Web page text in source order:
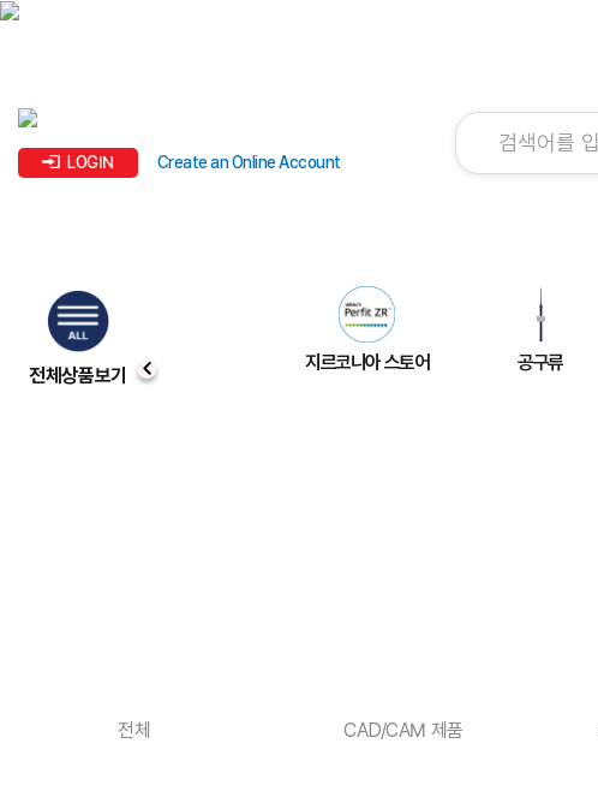
LOGIN Create an Online Account
전체상품보기
지르코니아 스토어 공구류
전체 CAD/CAM 제품